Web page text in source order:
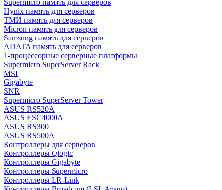
Supermicro память для серверов
Hynix память для серверов
ТМИ память для серверов
Micron память для серверов
Samsung память для серверов
ADATA память для серверов
1-процессорные серверные платформы
Supermicro SuperServer Rack
MSI
Gigabyte
SNR
Supermicro SuperServer Tower
ASUS RS520A
ASUS ESC4000A
ASUS RS300
ASUS RS500A
Контроллеры для серверов
Контроллеры Qlogic
Контроллеры Gigabyte
Контроллеры Supermicro
Контроллеры LR-Link